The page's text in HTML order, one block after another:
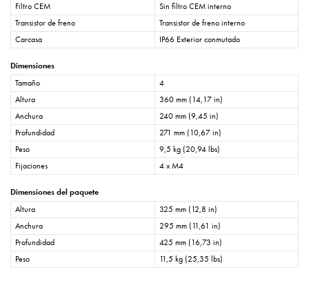
Filtro CEM
Sin filtro CEM interno
Transistor de freno
Transistor de freno interno
Carcasa
IP66 Exterior conmutado
Dimensiones
Tamaño
4
Altura
360 mm (14,17 in)
Anchura
240 mm (9,45 in)
Profundidad
271 mm (10,67 in)
Peso
9,5 kg (20,94 lbs)
Fijaciones
4 x M4
Dimensiones del paquete
Altura
325 mm (12,8 in)
Anchura
295 mm (11,61 in)
Profundidad
425 mm (16,73 in)
Peso
11,5 kg (25,35 lbs)